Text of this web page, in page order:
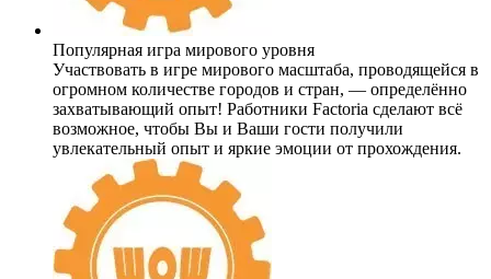
Популярная игра мирового уровня
Участвовать в игре мирового масштаба, проводящейся в
огромном количестве городов и стран, — определённо
захватывающий опыт! Работники Factoria сделают всё
возможное, чтобы Вы и Ваши гости получили
увлекательный опыт и яркие эмоции от прохождения.